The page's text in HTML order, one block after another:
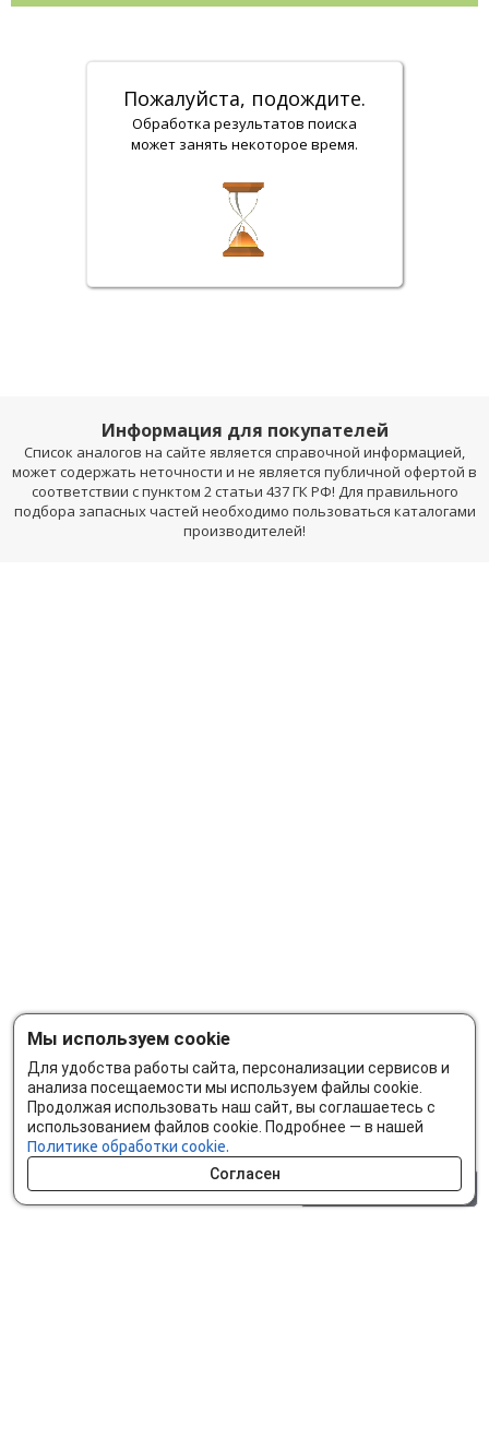
Пожалуйста, подождите.
Обработка результатов поиска
может занять некоторое время.
Информация для покупателей
Список аналогов на сайте является справочной информацией,
может содержать неточности и не является публичной офертой в
соответствии с пунктом 2 статьи 437 ГК РФ! Для правильного
подбора запасных частей необходимо пользоваться каталогами
производителей!
Мы используем cookie
Для удобства работы сайта, персонализации сервисов и
анализа посещаемости мы используем файлы cookie.
Продолжая использовать наш сайт, вы соглашаетесь с
использованием файлов cookie. Подробнее — в нашей
Политике обработки cookie.
Согласен